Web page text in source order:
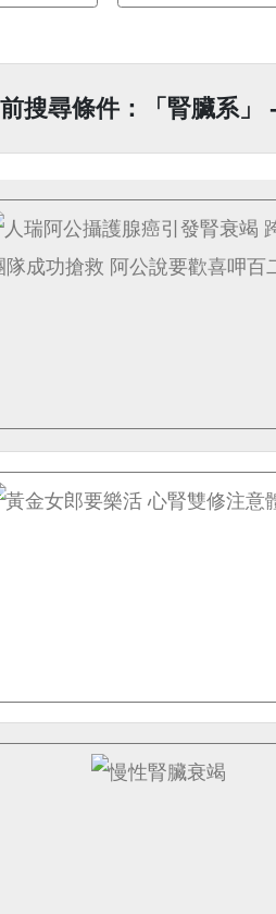
前搜尋條件：「腎臟系」